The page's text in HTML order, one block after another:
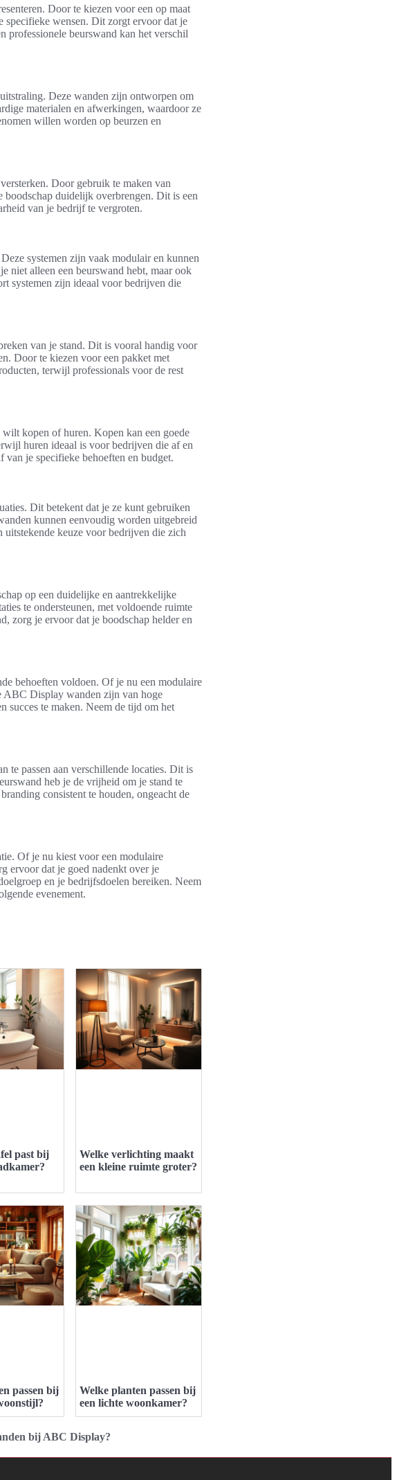
Door te kiezen voor een op maat
specifieke wensen. Dit zorgt ervoor dat je
professionele beurswand kan het verschil
Deze wanden zijn ontworpen om
materialen en afwerkingen, waardoor ze
willen worden op beurzen en
Door gebruik te maken van
boodschap duidelijk overbrengen. Dit is een
van je bedrijf te vergroten.
systemen zijn vaak modulair en kunnen
niet alleen een beurswand hebt, maar ook
systemen zijn ideaal voor bedrijven die
van je stand. Dit is vooral handig voor
Door te kiezen voor een pakket met
terwijl professionals voor de rest
kopen of huren. Kopen kan een goede
huren ideaal is voor bedrijven die af en
van je specifieke behoeften en budget.
Dit betekent dat je ze kunt gebruiken
kunnen eenvoudig worden uitgebreid
keuze voor bedrijven die zich
op een duidelijke en aantrekkelijke
te ondersteunen, met voldoende ruimte
zorg je ervoor dat je boodschap helder en
behoeften voldoen. Of je nu een modulaire
ABC Display wanden zijn van hoge
succes te maken. Neem de tijd om het
te passen aan verschillende locaties. Dit is
heb je de vrijheid om je stand te
consistent te houden, ongeacht de
Of je nu kiest voor een modulaire
ervoor dat je goed nadenkt over je
en je bedrijfsdoelen bereiken. Neem
evenement.
past bij
Welke verlichting maakt
een kleine ruimte groter?
passen bij
Welke planten passen bij
een lichte woonkamer?
bij ABC Display?